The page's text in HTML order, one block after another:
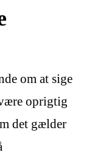
om at sige
oprigtig
det gælder